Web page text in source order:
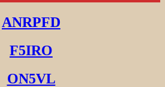
ANRPFD
F5IRO
ON5VL